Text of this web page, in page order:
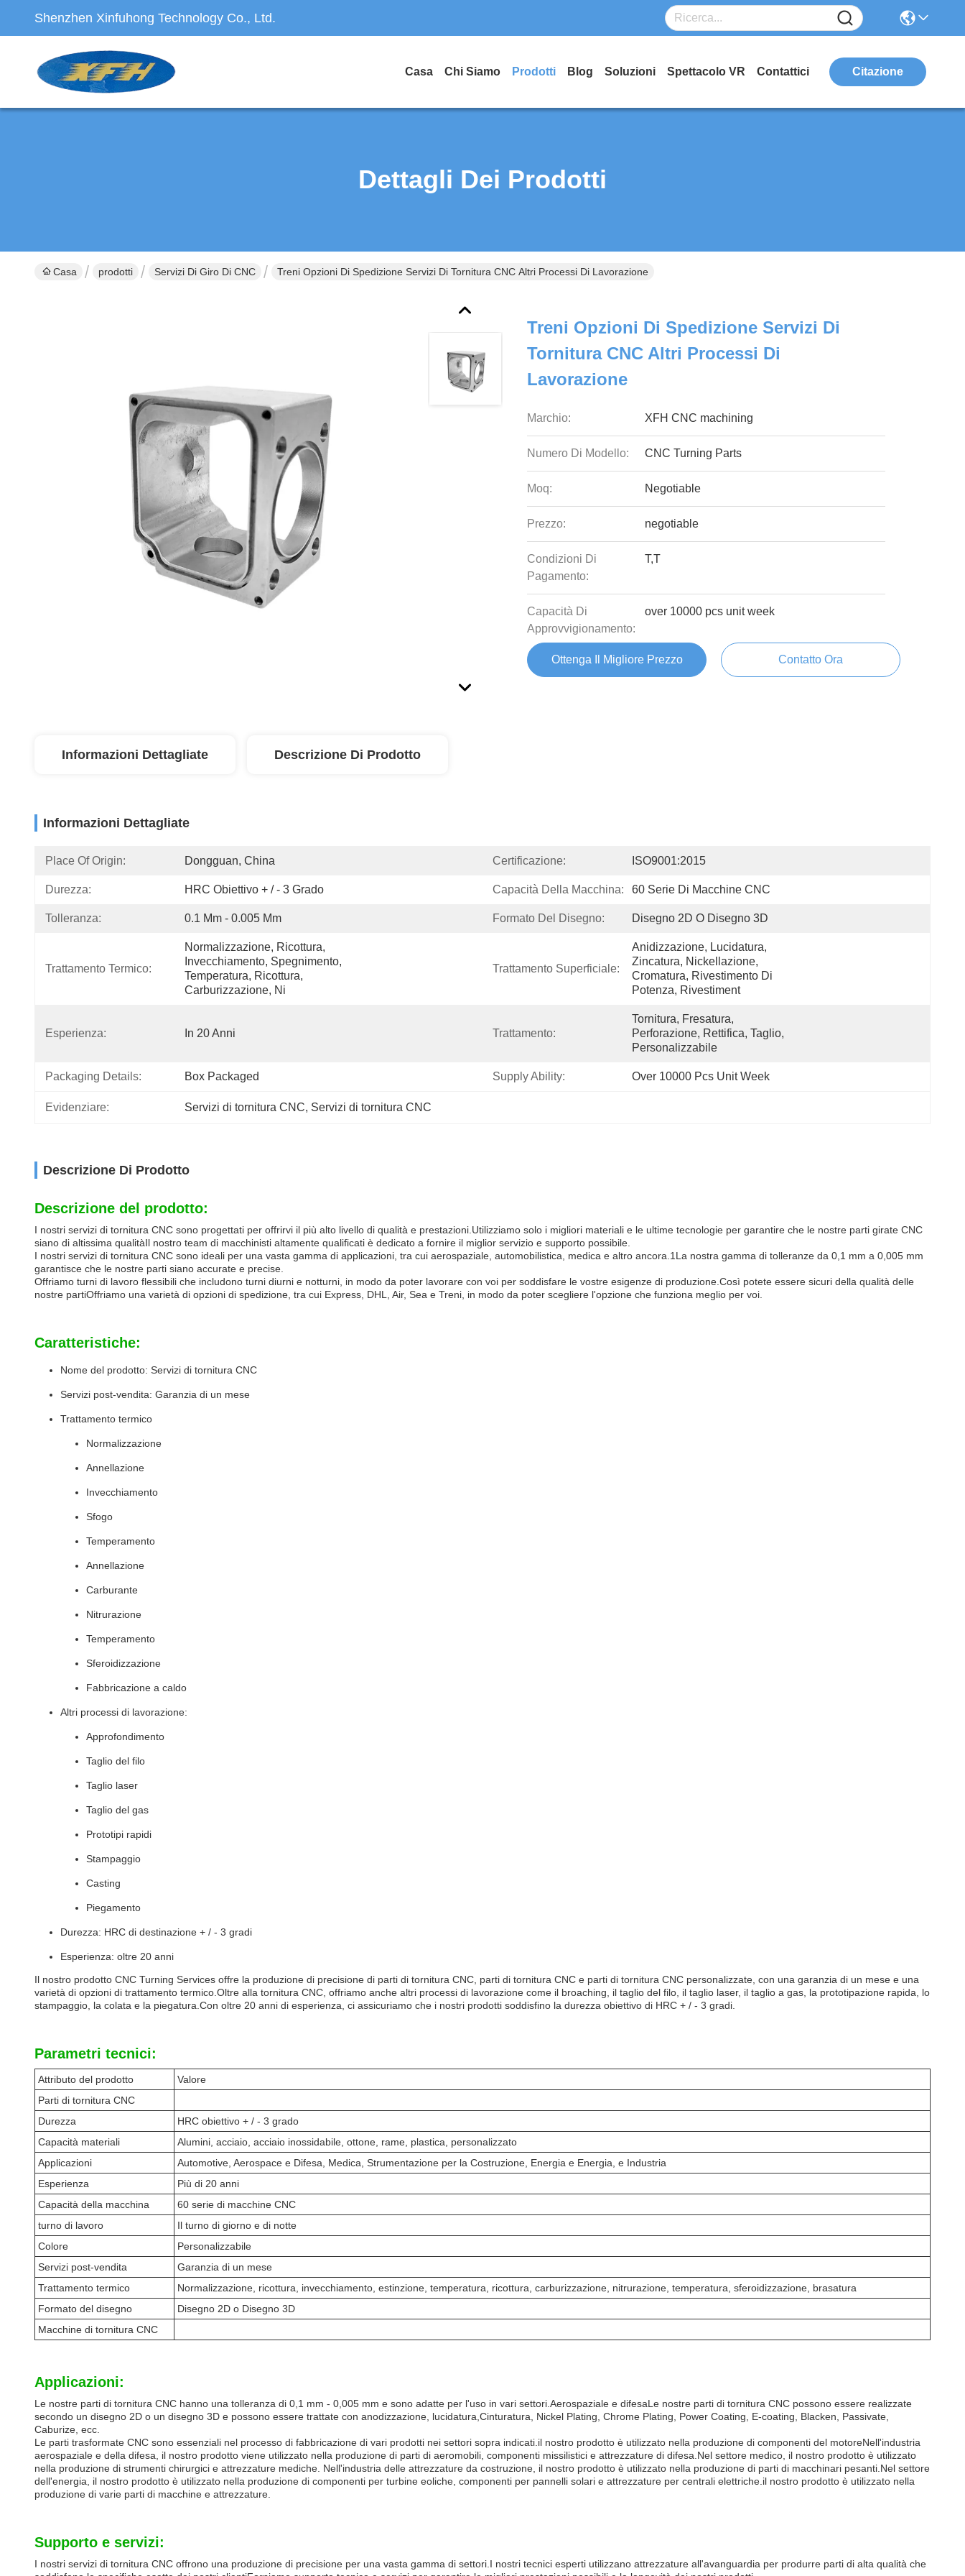
Shenzhen Xinfuhong Technology Co., Ltd.
Casa Chi Siamo Prodotti Blog Soluzioni Spettacolo VR Contattici Citazione
Dettagli Dei Prodotti
Casa prodotti Servizi Di Giro Di CNC Treni Opzioni Di Spedizione Servizi Di Tornitura CNC Altri Processi Di Lavorazione
Treni Opzioni Di Spedizione Servizi Di
Tornitura CNC Altri Processi Di
Lavorazione
Marchio: XFH CNC machining
Numero Di Modello: CNC Turning Parts
Moq: Negotiable
Prezzo: negotiable
Condizioni Di
Pagamento:
T,T
Capacità Di
Approvvigionamento:
over 10000 pcs unit week
Ottenga Il Migliore Prezzo Contatto Ora
Informazioni Dettagliate Descrizione Di Prodotto
Informazioni Dettagliate
Place Of Origin: Dongguan, China Certificazione: ISO9001:2015
Durezza: HRC Obiettivo + / - 3 Grado Capacità Della Macchina: 60 Serie Di Macchine CNC
Tolleranza: 0.1 Mm - 0.005 Mm Formato Del Disegno: Disegno 2D O Disegno 3D
Trattamento Termico:
Normalizzazione, Ricottura,
Invecchiamento, Spegnimento,
Temperatura, Ricottura,
Carburizzazione, Ni
Trattamento Superficiale:
Anidizzazione, Lucidatura,
Zincatura, Nickellazione,
Cromatura, Rivestimento Di
Potenza, Rivestiment
Esperienza: In 20 Anni Trattamento:
Tornitura, Fresatura,
Perforazione, Rettifica, Taglio,
Personalizzabile
Packaging Details: Box Packaged Supply Ability: Over 10000 Pcs Unit Week
Evidenziare: Servizi di tornitura CNC, Servizi di tornitura CNC
Descrizione Di Prodotto
Descrizione del prodotto:
I nostri servizi di tornitura CNC sono progettati per offrirvi il più alto livello di qualità e prestazioni.Utilizziamo solo i migliori materiali e le ultime tecnologie per garantire che le nostre parti girate CNC
siano di altissima qualitàIl nostro team di macchinisti altamente qualificati è dedicato a fornire il miglior servizio e supporto possibile.
I nostri servizi di tornitura CNC sono ideali per una vasta gamma di applicazioni, tra cui aerospaziale, automobilistica, medica e altro ancora.1La nostra gamma di tolleranze da 0,1 mm a 0,005 mm
garantisce che le nostre parti siano accurate e precise.
Offriamo turni di lavoro flessibili che includono turni diurni e notturni, in modo da poter lavorare con voi per soddisfare le vostre esigenze di produzione.Così potete essere sicuri della qualità delle
nostre partiOffriamo una varietà di opzioni di spedizione, tra cui Express, DHL, Air, Sea e Treni, in modo da poter scegliere l'opzione che funziona meglio per voi.
Caratteristiche:
Nome del prodotto: Servizi di tornitura CNC
Servizi post-vendita: Garanzia di un mese
Trattamento termico
Normalizzazione
Annellazione
Invecchiamento
Sfogo
Temperamento
Annellazione
Carburante
Nitrurazione
Temperamento
Sferoidizzazione
Fabbricazione a caldo
Altri processi di lavorazione:
Approfondimento
Taglio del filo
Taglio laser
Taglio del gas
Prototipi rapidi
Stampaggio
Casting
Piegamento
Durezza: HRC di destinazione + / - 3 gradi
Esperienza: oltre 20 anni
Il nostro prodotto CNC Turning Services offre la produzione di precisione di parti di tornitura CNC, parti di tornitura CNC e parti di tornitura CNC personalizzate, con una garanzia di un mese e una
varietà di opzioni di trattamento termico.Oltre alla tornitura CNC, offriamo anche altri processi di lavorazione come il broaching, il taglio del filo, il taglio laser, il taglio a gas, la prototipazione rapida, lo
stampaggio, la colata e la piegatura.Con oltre 20 anni di esperienza, ci assicuriamo che i nostri prodotti soddisfino la durezza obiettivo di HRC + / - 3 gradi.
Parametri tecnici:
Attributo del prodotto
Valore
Parti di tornitura CNC
Durezza
HRC obiettivo + / - 3 grado
Capacità materiali
Alumini, acciaio, acciaio inossidabile, ottone, rame, plastica, personalizzato
Applicazioni
Automotive, Aerospace e Difesa, Medica, Strumentazione per la Costruzione, Energia e Energia, e Industria
Esperienza
Più di 20 anni
Capacità della macchina
60 serie di macchine CNC
turno di lavoro
Il turno di giorno e di notte
Colore
Personalizzabile
Servizi post-vendita
Garanzia di un mese
Trattamento termico
Normalizzazione, ricottura, invecchiamento, estinzione, temperatura, ricottura, carburizzazione, nitrurazione, temperatura, sferoidizzazione, brasatura
Formato del disegno
Disegno 2D o Disegno 3D
Macchine di tornitura CNC
Applicazioni:
Le nostre parti di tornitura CNC hanno una tolleranza di 0,1 mm - 0,005 mm e sono adatte per l'uso in vari settori.Aerospaziale e difesaLe nostre parti di tornitura CNC possono essere realizzate
secondo un disegno 2D o un disegno 3D e possono essere trattate con anodizzazione, lucidatura,Cinturatura, Nickel Plating, Chrome Plating, Power Coating, E-coating, Blacken, Passivate,
Caburize, ecc.
Le parti trasformate CNC sono essenziali nel processo di fabbricazione di vari prodotti nei settori sopra indicati.il nostro prodotto è utilizzato nella produzione di componenti del motoreNell'industria
aerospaziale e della difesa, il nostro prodotto viene utilizzato nella produzione di parti di aeromobili, componenti missilistici e attrezzature di difesa.Nel settore medico, il nostro prodotto è utilizzato
nella produzione di strumenti chirurgici e attrezzature mediche. Nell'industria delle attrezzature da costruzione, il nostro prodotto è utilizzato nella produzione di parti di macchinari pesanti.Nel settore
dell'energia, il nostro prodotto è utilizzato nella produzione di componenti per turbine eoliche, componenti per pannelli solari e attrezzature per centrali elettriche.il nostro prodotto è utilizzato nella
produzione di varie parti di macchine e attrezzature.
Supporto e servizi:
I nostri servizi di tornitura CNC offrono una produzione di precisione per una vasta gamma di settori.I nostri tecnici esperti utilizzano attrezzature all'avanguardia per produrre parti di alta qualità che